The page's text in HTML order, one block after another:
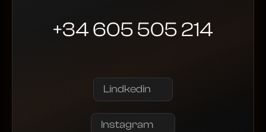
+34 605 505 214
Lindkedin
Instagram